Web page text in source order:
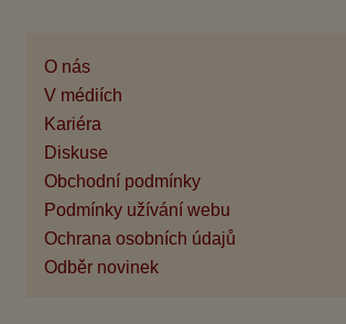
O nás
V médiích
Kariéra
Diskuse
Obchodní podmínky
Podmínky užívání webu
Ochrana osobních údajů
Odběr novinek